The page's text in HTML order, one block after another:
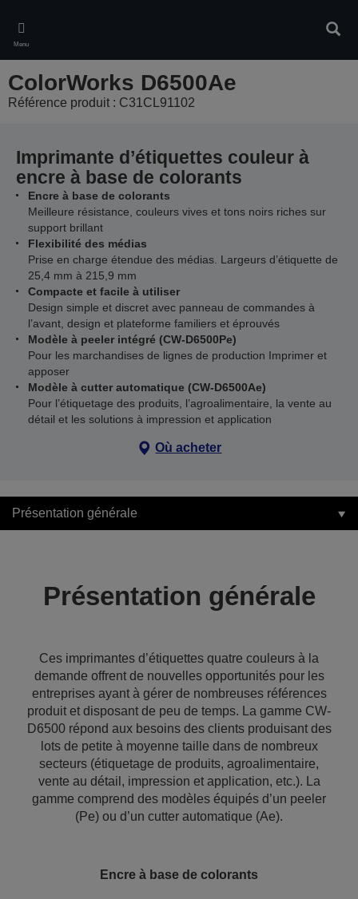
main
content
Menu
ColorWorks D6500Ae
Référence produit : C31CL91102
Imprimante d’étiquettes couleur à
encre à base de colorants
Encre à base de colorants
Meilleure résistance, couleurs vives et tons noirs riches sur
support brillant
Flexibilité des médias
Prise en charge étendue des médias. Largeurs d’étiquette de
25,4 mm à 215,9 mm
Compacte et facile à utiliser
Design simple et discret avec panneau de commandes à
l’avant, design et plateforme familiers et éprouvés
Modèle à peeler intégré (CW-D6500Pe)
Pour les marchandises de lignes de production Imprimer et
apposer
Modèle à cutter automatique (CW-D6500Ae)
Pour l’étiquetage des produits, l’agroalimentaire, la vente au
détail et les solutions à impression et application
Où acheter
Présentation générale
Présentation générale
Ces imprimantes d’étiquettes quatre couleurs à la
demande offrent de nouvelles opportunités pour les
entreprises ayant à gérer de nombreuses références
produit et disposant de peu de temps. La gamme CW-
D6500 répond aux besoins des clients produisant des
lots de petite à moyenne taille dans de nombreux
secteurs (étiquetage de produits, agroalimentaire,
vente au détail, impression et application, etc.). La
gamme comprend des modèles équipés d’un peeler
(Pe) ou d’un cutter automatique (Ae).
Encre à base de colorants